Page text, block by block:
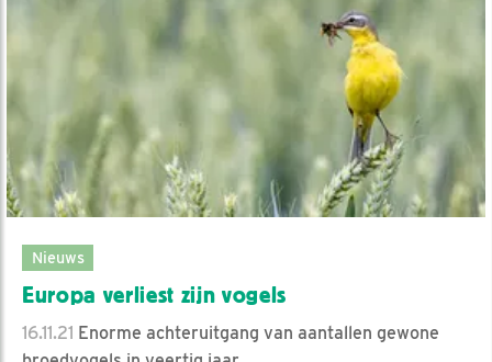
Nieuws
Europa verliest zijn vogels
16.11.21 Enorme achteruitgang van aantallen gewone